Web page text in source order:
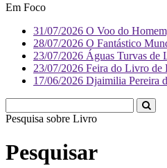
Em Foco
31/07/2026 O Voo do
28/07/2026 O Fantástico
23/07/2026 Águas Turvas de
23/07/2026 Feira do Livro de
17/06/2026 Djaimilia Pereira
Pesquisa sobre Li
Pesquisar